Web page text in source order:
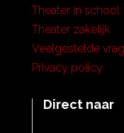
Theater in school
Theater zakelijk
Veelgestelde
Privacy policy
Direct naar